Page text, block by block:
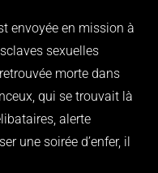
envoyée en mission à
sexuelles
morte dans
qui se trouvait là
alerte
une soirée d’enfer, il